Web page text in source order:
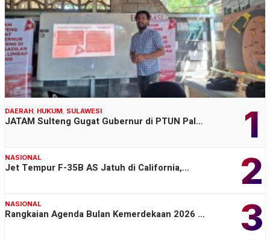
1
DAERAH, HUKUM, SULAWESI
JATAM Sulteng Gugat Gubernur di PTUN Pal…
2
NASIONAL
Jet Tempur F-35B AS Jatuh di California,…
3
NASIONAL
Rangkaian Agenda Bulan Kemerdekaan 2026 …